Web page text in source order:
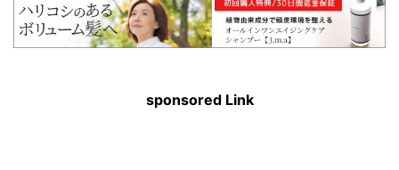
sponsored Link